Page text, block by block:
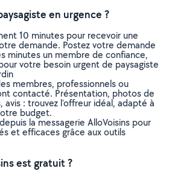
en urgence ?
10 minutes pour recevoir une
demande. Postez votre demande
minutes un membre de confiance,
votre besoin urgent de paysagiste
membres, professionnels ou
contacté. Présentation, photos de
avis : trouvez l'offreur idéal, adapté à
budget.
la messagerie AlloVoisins pour
et efficaces grâce aux outils
est gratuit ?